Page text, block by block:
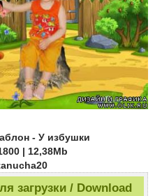
- У избушки
| 12,38Mb
загрузки / Download